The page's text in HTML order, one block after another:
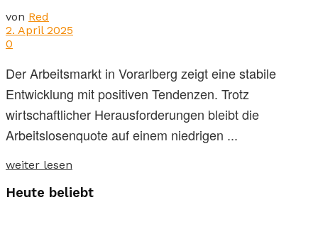
von Red
2. April 2025
0
Der Arbeitsmarkt in Vorarlberg zeigt eine stabile
Entwicklung mit positiven Tendenzen. Trotz
wirtschaftlicher Herausforderungen bleibt die
Arbeitslosenquote auf einem niedrigen ...
weiter lesen
Heute beliebt